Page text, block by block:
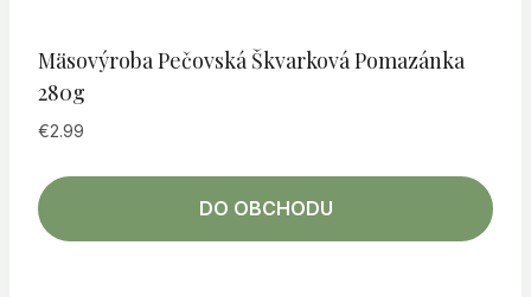
Mäsovýroba Pečovská Škvarková Pomazánka
280g
€2.99
DO OBCHODU